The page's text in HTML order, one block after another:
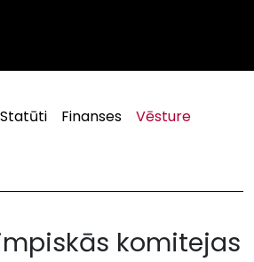
Statūti Finanses
Vēsture
komitejas